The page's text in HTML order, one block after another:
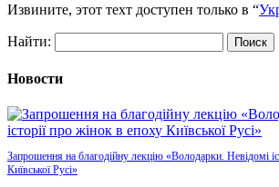
Извините, этот техт доступен только в “
Найти:
Новости
Запрошення на благодійну лекцію «Володарки. Невідомі
Київської Русі»